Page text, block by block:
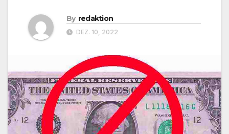
By redaktion
DEZ. 10, 2022